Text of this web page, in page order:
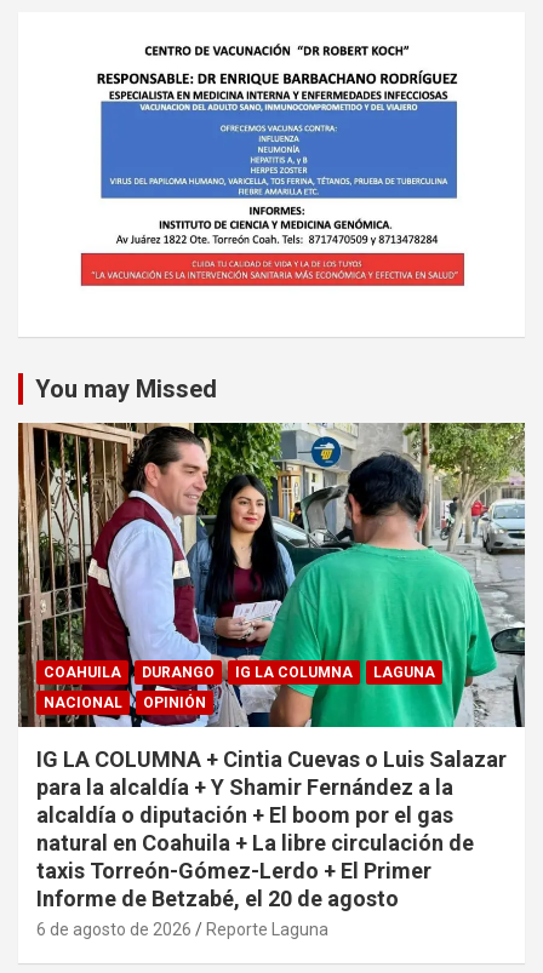
You may Missed
COAHUILA DURANGO IG LA COLUMNA
LAGUNA
NACIONAL
OPINIÓN
IG LA COLUMNA + Cintia Cuevas o Luis Salazar
para la alcaldía + Y Shamir Fernández a la
alcaldía o diputación + El boom por el gas
natural en Coahuila + La libre circulación de
taxis Torreón-Gómez-Lerdo + El Primer
Informe de Betzabé, el 20 de agosto
6 de agosto de 2026 Reporte Laguna